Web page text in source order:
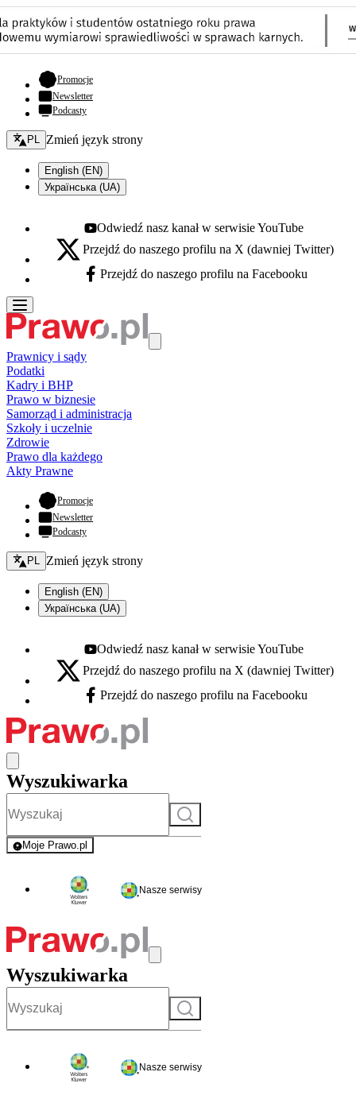
Promocje- otwiera się w nowej karcie
Newsletter
Podcasty
Zmień język - bieżący:
PL Zmień język strony
English (EN)
Українська (UA)
Youtube - otwiera się w nowej karcie
Odwiedź nasz kanał w serwisie YouTube
X - otwiera się w nowej karcie
Przejdź do naszego profilu na X (dawniej Twitter)
Facebook - otwiera się w nowej karcie
Przejdź do naszego profilu na Facebooku
Prawnicy i sądy
Podatki
Kadry i BHP
Prawo w biznesie
Samorząd i administracja
Szkoły i uczelnie
Zdrowie
Prawo dla każdego
Akty Prawne
Promocje- otwiera się w nowej karcie
Newsletter
Podcasty
Zmień język - bieżący:
PL Zmień język strony
English (EN)
Українська (UA)
Youtube - otwiera się w nowej karcie
Odwiedź nasz kanał w serwisie YouTube
X - otwiera się w nowej karcie
Przejdź do naszego profilu na X (dawniej Twitter)
Facebook - otwiera się w nowej karcie
Przejdź do naszego profilu na Facebooku
Wyszukiwarka
Szukaj
Moje Prawo.pl
- rejestracja i logowanie do serwisu
Nasze serwisy
Wyszukiwarka
Szukaj
Nasze serwisy